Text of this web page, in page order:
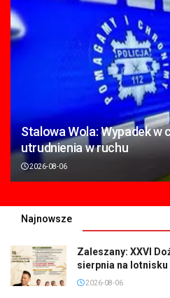
Stalowa Wola: Wypadek w
utrudnienia w ruchu
2026-08-06
Najnowsze
Zaleszany: XXVI
sierpnia na lotnisku
2026-08-06